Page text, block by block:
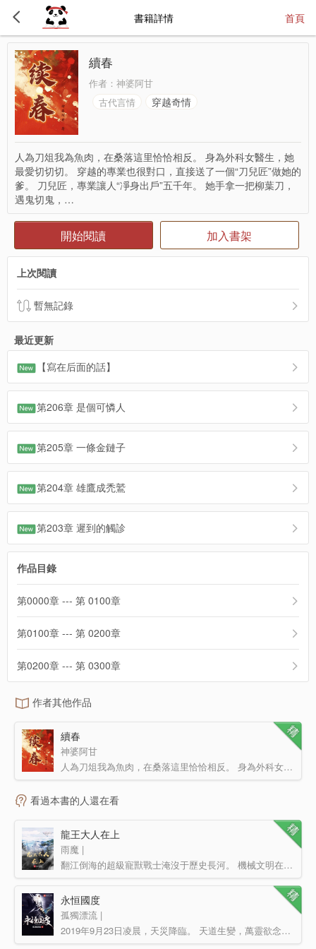
書籍詳情 首頁
續春
作者： 神婆阿甘
古代言情
穿越奇情
人為刀俎我為魚肉，在桑落這里恰恰相反。 身為外科女醫生，她
最愛切切切。 穿越的專業也很對口，直接送了一個“刀兒匠”做她的
爹。 刀兒匠，專業讓人“凈身出戶”五千年。 她手拿一把柳葉刀，
遇鬼切鬼，…
開始閱讀 加入書架
上次閱讀
暫無記錄
最近更新
【寫在后面的話】
第206章 是個可憐人
第205章 一條金鏈子
第204章 雄鷹成禿鷲
第203章 遲到的觸診
作品目錄
第0000章 --- 第 0100章
第0100章 --- 第 0200章
第0200章 --- 第 0300章
作者其他作品
續春
神婆阿甘
人為刀俎我為魚肉，在桑落這里恰恰相反。 身為外科女醫生，她最愛切切切。 穿越的專業也很對口，直接…
看過本書的人還在看
龍王大人在上
雨魔 |
翻江倒海的超級寵獸戰士淹沒于歷史長河。 機械文明在沙蟲族的圍困中崛起。 曾經的蒼龍戰士已經消…
永恒國度
孤獨漂流 |
2019年9月23日凌晨，天災降臨。 天道生變，萬靈欲念執念充斥天地，天道不能承受，惡念橫行，眾生意念…